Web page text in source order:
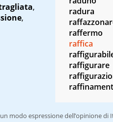
,
,
radura
raffermo
raffica
raffigurare
modo espressione dell’opinione di